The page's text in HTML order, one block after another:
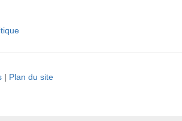
| Plan du site